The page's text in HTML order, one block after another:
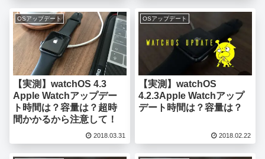
OSアップデート
【実測】watchOS 4.3
Apple Watchアップデー
ト時間は？容量は？超時
間かかるから注意して！
2018.03.31
OSアップデート
【実測】watchOS
4.2.3Apple Watchアップ
デート時間は？容量は？
2018.02.22